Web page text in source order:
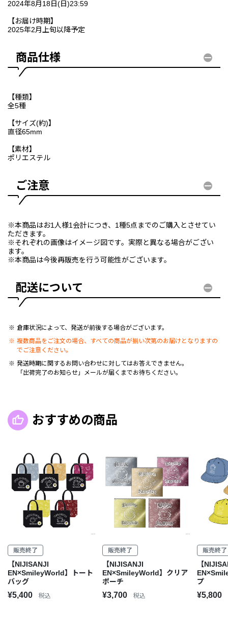
2024年8月18日(日)23:59
【お届け時期】
2025年2月上旬以降予定
商品仕様
【種類】
全5種
【サイズ(約)】
直径65mm
【素材】
ポリエステル
ご注意
※本商品はお1人様1会計につき、1種5点までのご購入とさせてい
ただきます。
※それぞれの画像はイメージ図です。実際と異なる場合がござい
ます。
※本商品は今後再販売を行う可能性がございます。
配送について
倉庫状況によって、発送が前後する場合がございます。
複数商品をご注文の場合、すべての商品が揃い次第のお届けとなりますの
でご注意ください。
発送時期に関するお問い合わせに対してはお答えできません。
「出荷完了のお知らせ」メールが届くまでお待ちください。
おすすめの商品
販売終了
【NIJISANJI
EN×SmileyWorld】トート
バッグ
¥5,400 税込
販売終了
【NIJISANJI
EN×SmileyWorld】クリア
ポーチ
¥3,700 税込
販売終了
【
プ
¥5,800